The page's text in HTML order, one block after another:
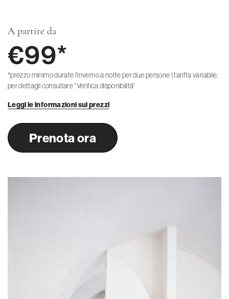
A partire da
€99*
*prezzo minimo durate l’inverno a notte per due persone | tariffa variabile,
per dettagli consultare “Verifica disponibilità”
Leggi le informazioni sui prezzi
Prenota ora